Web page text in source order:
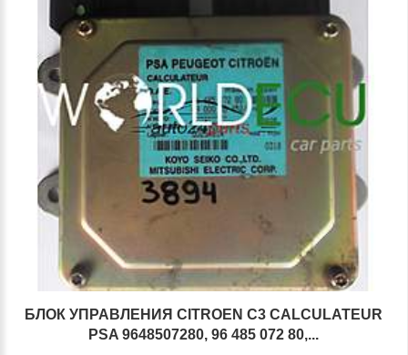
БЛОК УПРАВЛЕНИЯ CITROEN C3 CALCULATEUR
PSA 9648507280, 96 485 072 80,...